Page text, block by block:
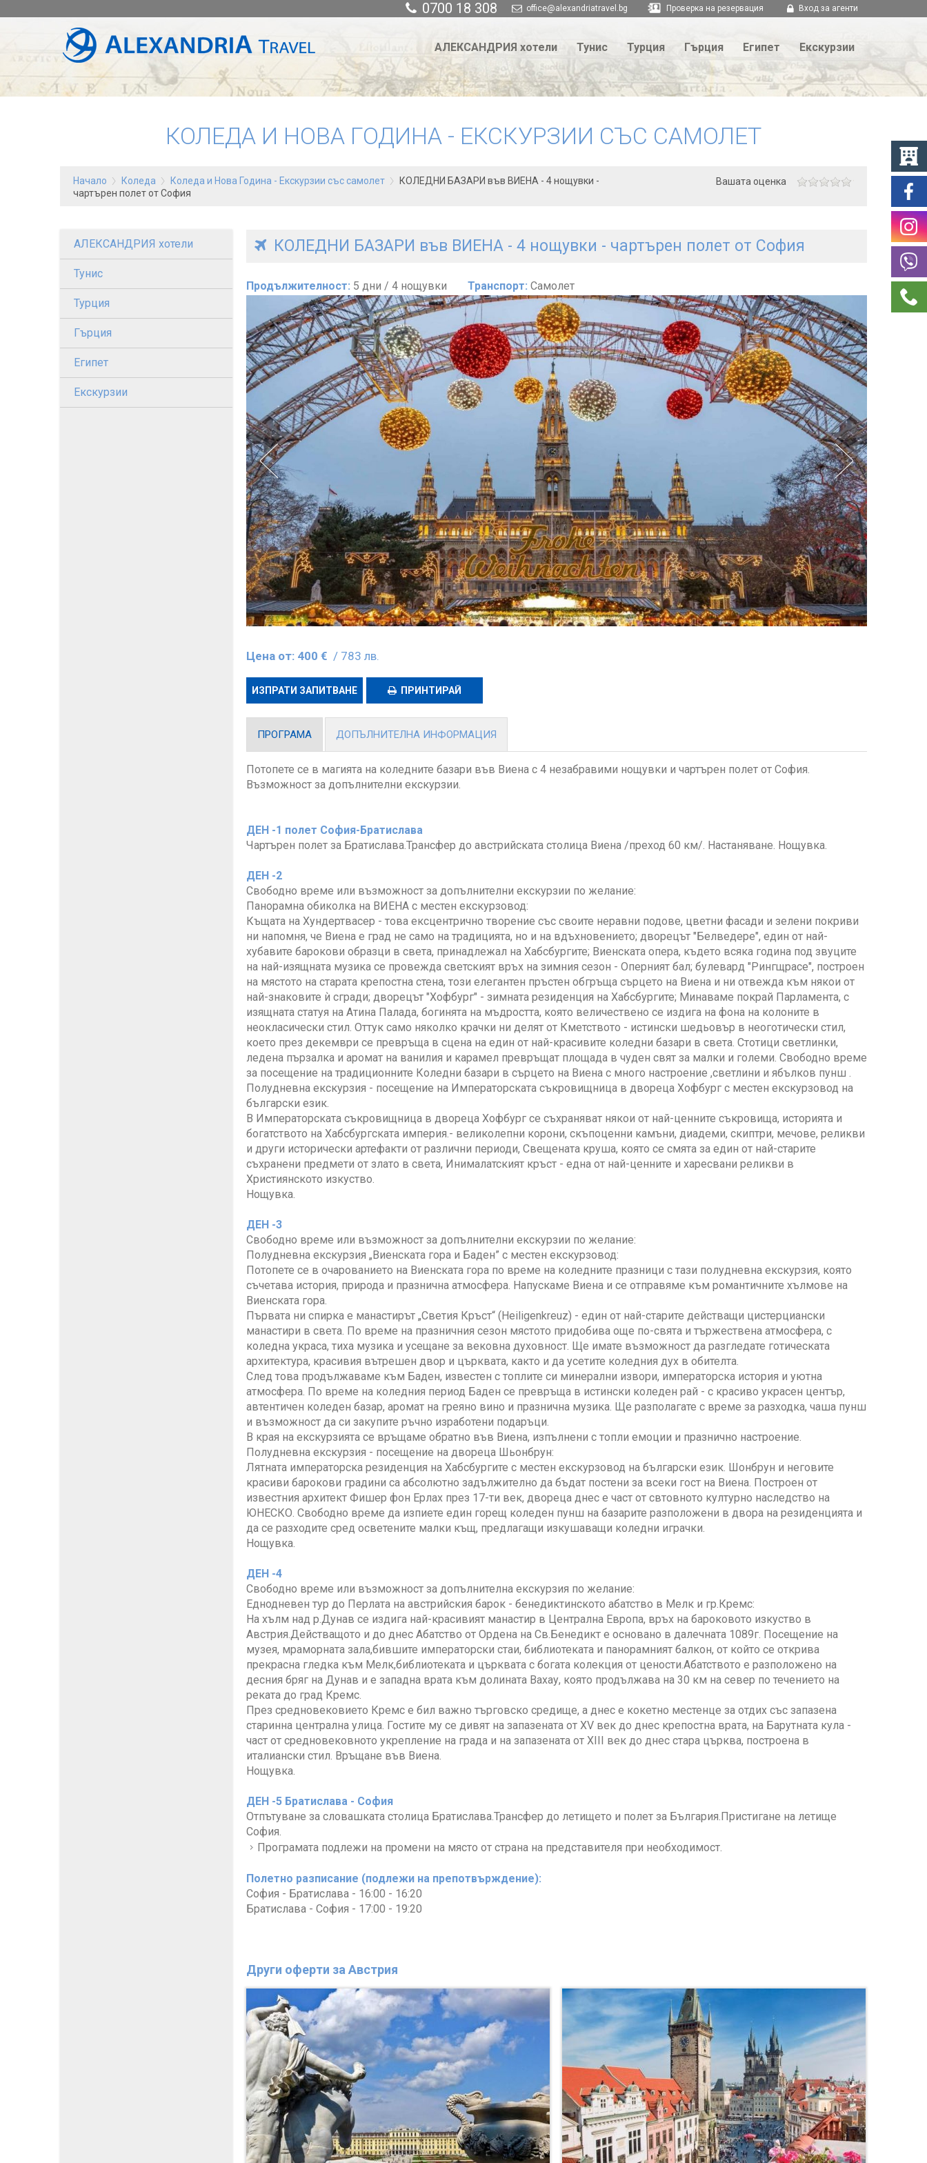
0700 18 308 office@alexandriatravel.bg Проверка на резервация Вход за агенти
АЛЕКСАНДРИЯ хотели Тунис Турция Гърция Египет Екскурзии
КОЛЕДА И НОВА ГОДИНА - EКСКУРЗИИ СЪС САМОЛЕТ
Начало Коледа Коледа и Нова Година - Eкскурзии със самолет
КОЛЕДНИ БАЗАРИ във ВИЕНА - 4 нощувки -
чартърен полет от София
Вашата оценка
АЛЕКСАНДРИЯ хотели
Тунис
Турция
Гърция
Египет
Екскурзии
КОЛЕДНИ БАЗАРИ във ВИЕНА - 4 нощувки - чартърен полет от София
Продължителност: 5 дни / 4 нощувки Транспорт: Самолет
Цена от: 400 € / 783 лв.
ИЗПРАТИ ЗАПИТВАНЕ ПРИНТИРАЙ
ПРОГРАМА ДОПЪЛНИТЕЛНА ИНФОРМАЦИЯ
Потопете се в магията на коледните базари във Виена с 4 незабравими нощувки и чартърен полет от София.
Възможност за допълнителни екскурзии.
ДЕН -1 полет София-Братислава
Чартърен полет за Братислава.Трансфер до австрийската столица Виена /преход 60 км/. Настаняване. Нощувка.
ДЕН -2
Свободно време или възможност за допълнителни екскурзии по желание:
Панорамна обиколка на ВИЕНА с местен екскурзовод:
Къщата на Хундертвасер - това ексцентрично творение със своите неравни подове, цветни фасади и зелени покриви
ни напомня, че Виена е град не само на традицията, но и на вдъхновението; дворецът "Белведере", един от най-
хубавите барокови образци в света, принадлежал на Хабсбургите; Виенската опера, където всяка година под звуците
на най-изящната музика се провежда светският връх на зимния сезон - Оперният бал; булевард "Рингщрасе", построен
на мястото на старата крепостна стена, този елегантен пръстен обгръща сърцето на Виена и ни отвежда към някои от
най-знаковите ѝ сгради; дворецът "Хофбург" - зимната резиденция на Хабсбургите; Минаваме покрай Парламента, с
изящната статуя на Атина Палада, богинята на мъдростта, която величествено се издига на фона на колоните в
неокласически стил. Оттук само няколко крачки ни делят от Кметството - истински шедьовър в неоготически стил,
което през декември се превръща в сцена на един от най-красивите коледни базари в света. Стотици светлинки,
ледена пързалка и аромат на ванилия и карамел превръщат площада в чуден свят за малки и големи. Свободно време
за посещение на традиционните Коледни базари в сърцето на Виена с много настроение ,светлини и ябълков пунш .
Полудневна екскурзия - посещение на Императорската съкровищница в двореца Хофбург с местен екскурзовод на
български език.
В Императорската съкровищница в двореца Хофбург се съхраняват някои от най-ценните съкровища, историята и
богатството на Хабсбургската империя.- великолепни корони, скъпоценни камъни, диадеми, скиптри, мечове, реликви
и други исторически артефакти от различни периоди, Свещената круша, която се смята за един от най-старите
съхранени предмети от злато в света, Инималатският кръст - една от най-ценните и харесвани реликви в
Християнското изкуство.
Нощувка.
ДЕН -3
Свободно време или възможност за допълнителни екскурзии по желание:
Полудневна екскурзия „Виенската гора и Баден” с местен екскурзовод:
Потопете се в очарованието на Виенската гора по време на коледните празници с тази полудневна екскурзия, която
съчетава история, природа и празнична атмосфера. Напускаме Виена и се отправяме към романтичните хълмове на
Виенската гора.
Първата ни спирка е манастирът „Светия Кръст“ (Heiligenkreuz) - един от най-старите действащи цистерциански
манастири в света. По време на празничния сезон мястото придобива още по-свята и тържествена атмосфера, с
коледна украса, тиха музика и усещане за вековна духовност. Ще имате възможност да разгледате готическата
архитектура, красивия вътрешен двор и църквата, както и да усетите коледния дух в обителта.
След това продължаваме към Баден, известен с топлите си минерални извори, императорска история и уютна
атмосфера. По време на коледния период Баден се превръща в истински коледен рай - с красиво украсен център,
автентичен коледен базар, аромат на греяно вино и празнична музика. Ще разполагате с време за разходка, чаша пунш
и възможност да си закупите ръчно изработени подаръци.
В края на екскурзията се връщаме обратно във Виена, изпълнени с топли емоции и празнично настроение.
Полудневна екскурзия - посещение на двореца Шьонбрун:
Лятната императорска резиденция на Хабсбургите с местен екскурзовод на български език. Шонбрун и неговите
красиви барокови градини са абсолютно задължително да бъдат постени за всеки гост на Виена. Построен от
известния архитект Фишер фон Ерлах през 17-ти век, двореца днес е част от свтовното културно наследство на
ЮНЕСКО. Свободно време да изпиете един горещ коледен пунш на базарите разположени в двора на резиденцията и
да се разходите сред осветените малки къщ, предлагащи изкушаващи коледни играчки.
Нощувка.
ДЕН -4
Свободно време или възможност за допълнителна екскурзия по желание:
Еднодневен тур до Перлата на австрийския барок - бенедиктинското абатство в Мелк и гр.Кремс:
На хълм над р.Дунав се издига най-красивият манастир в Централна Европа, връх на бароковото изкуство в
Австрия.Действащото и до днес Абатство от Ордена на Св.Бенедикт е основано в далечната 1089г. Посещение на
музея, мраморната зала,бившите императорски стаи, библиотеката и панорамният балкон, от който се открива
прекрасна гледка към Мелк,библиотеката и църквата с богата колекция от цености.Абатството е разположено на
десния бряг на Дунав и е западна врата към долината Вахау, която продължава на 30 км на север по течението на
реката до град Кремс.
През средновековието Кремс е бил важно търговско средище, а днес е кокетно местенце за отдих със запазена
старинна централна улица. Гостите му се дивят на запазената от XV век до днес крепостна врата, на Барутната кула -
част от средновековното укрепление на града и на запазената от XIII век до днес стара църква, построена в
италиански стил. Връщане във Виена.
Нощувка.
ДЕН -5 Братислава - София
Отпътуване за словашката столица Братислава.Трансфер до летището и полет за България.Пристигане на летище
София.
Програмата подлежи на промени на място от страна на представителя при необходимост.
Полетно разписание (подлежи на препотвърждение):
София - Братислава - 16:00 - 16:20
Братислава - София - 17:00 - 19:20
Други оферти за Австрия